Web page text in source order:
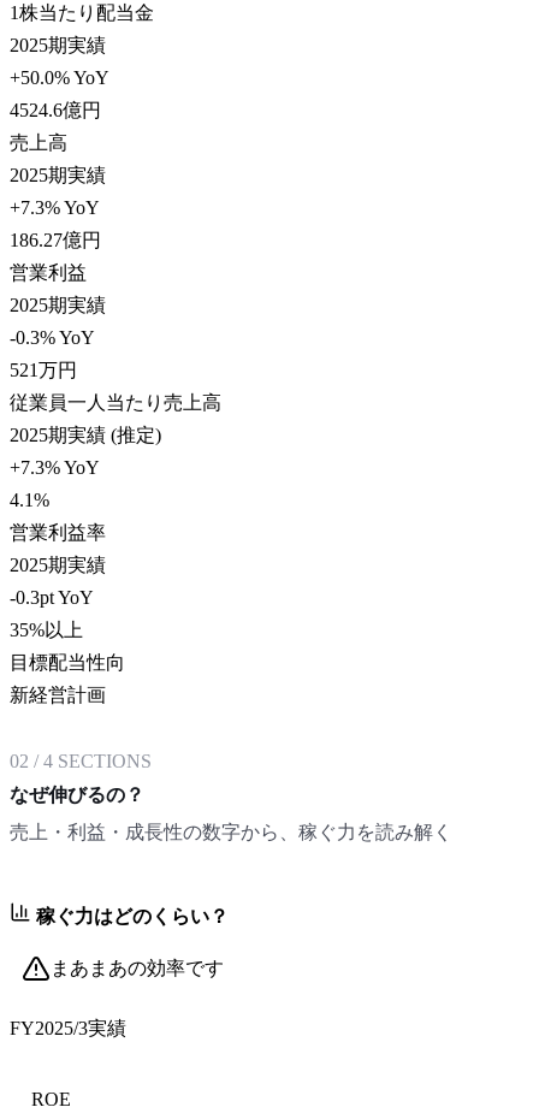
1株当たり配当金
2025期実績
+50.0% YoY
4524.6億円
売上高
2025期実績
+7.3% YoY
186.27億円
営業利益
2025期実績
-0.3% YoY
521万円
従業員一人当たり売上高
2025期実績 (推定)
+7.3% YoY
4.1%
営業利益率
2025期実績
-0.3pt YoY
35%以上
目標配当性向
新経営計画
02 /4 SECTIONS
なぜ伸びるの？
売上・利益・成長性の数字から、稼ぐ力を読み解く
稼ぐ力はどのくらい？
まあまあの効率です
FY2025/3実績
ROE